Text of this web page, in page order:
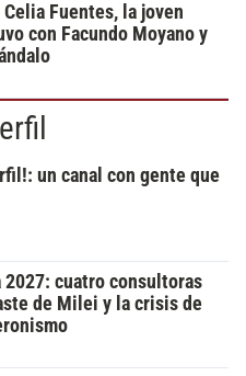
Fuentes, la joven
con Facundo Moyano y
un canal con gente que
2027: cuatro consultoras
de Milei y la crisis de